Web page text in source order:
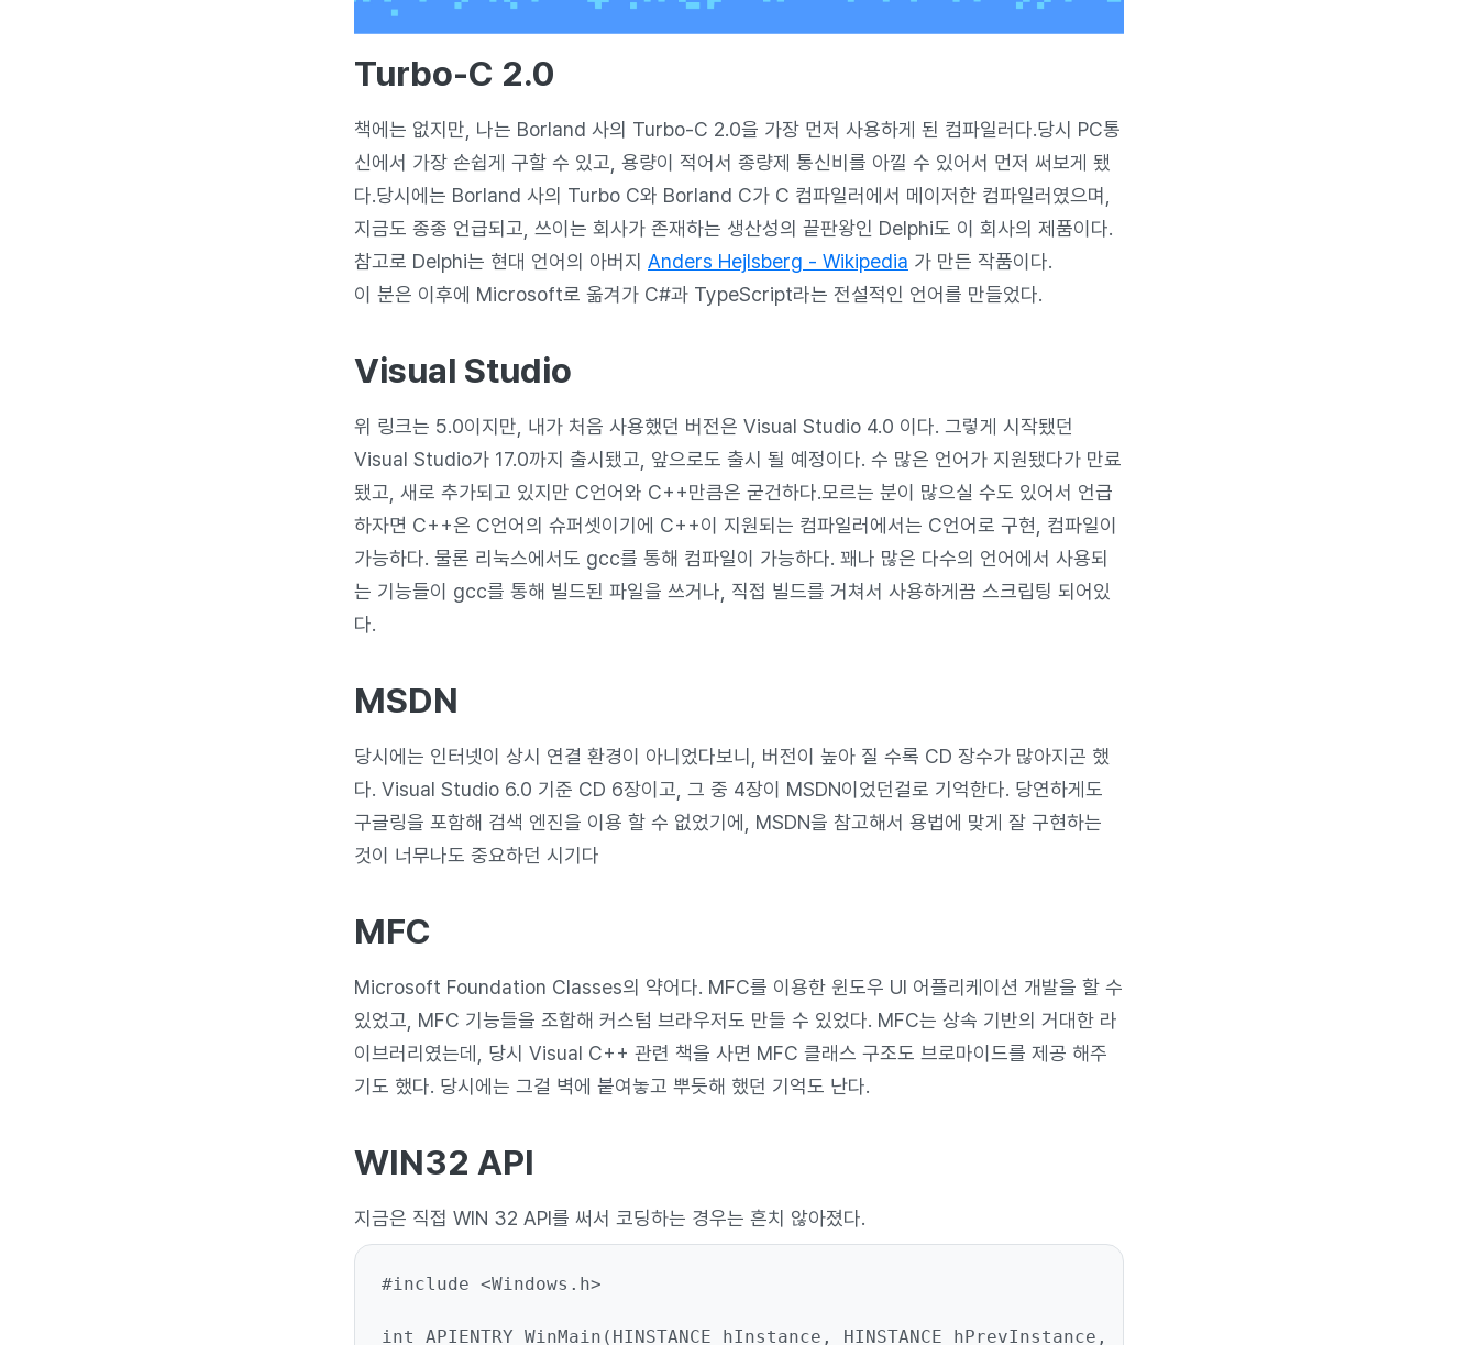
Turbo-C 2.0
책에는 없지만, 나는 Borland 사의 Turbo-C 2.0을 가장 먼저 사용하게 된 컴파일러다.당시 PC통
신에서 가장 손쉽게 구할 수 있고, 용량이 적어서 종량제 통신비를 아낄 수 있어서 먼저 써보게 됐
다.당시에는 Borland 사의 Turbo C와 Borland C가 C 컴파일러에서 메이저한 컴파일러였으며,
지금도 종종 언급되고, 쓰이는 회사가 존재하는 생산성의 끝판왕인 Delphi도 이 회사의 제품이다.
참고로 Delphi는 현대 언어의 아버지 Anders Hejlsberg - Wikipedia 가 만든 작품이다.
이 분은 이후에 Microsoft로 옮겨가 C#과 TypeScript라는 전설적인 언어를 만들었다.
Visual Studio
위 링크는 5.0이지만, 내가 처음 사용했던 버전은 Visual Studio 4.0 이다. 그렇게 시작됐던
Visual Studio가 17.0까지 출시됐고, 앞으로도 출시 될 예정이다. 수 많은 언어가 지원됐다가 만료
됐고, 새로 추가되고 있지만 C언어와 C++만큼은 굳건하다.모르는 분이 많으실 수도 있어서 언급
하자면 C++은 C언어의 슈퍼셋이기에 C++이 지원되는 컴파일러에서는 C언어로 구현, 컴파일이
가능하다. 물론 리눅스에서도 gcc를 통해 컴파일이 가능하다. 꽤나 많은 다수의 언어에서 사용되
는 기능들이 gcc를 통해 빌드된 파일을 쓰거나, 직접 빌드를 거쳐서 사용하게끔 스크립팅 되어있
다.
MSDN
당시에는 인터넷이 상시 연결 환경이 아니었다보니, 버전이 높아 질 수록 CD 장수가 많아지곤 했
다. Visual Studio 6.0 기준 CD 6장이고, 그 중 4장이 MSDN이었던걸로 기억한다. 당연하게도
구글링을 포함해 검색 엔진을 이용 할 수 없었기에, MSDN을 참고해서 용법에 맞게 잘 구현하는
것이 너무나도 중요하던 시기다
MFC
Microsoft Foundation Classes의 약어다. MFC를 이용한 윈도우 UI 어플리케이션 개발을 할 수
있었고, MFC 기능들을 조합해 커스텀 브라우저도 만들 수 있었다. MFC는 상속 기반의 거대한 라
이브러리였는데, 당시 Visual C++ 관련 책을 사면 MFC 클래스 구조도 브로마이드를 제공 해주
기도 했다. 당시에는 그걸 벽에 붙여놓고 뿌듯해 했던 기억도 난다.
WIN32 API
지금은 직접 WIN 32 API를 써서 코딩하는 경우는 흔치 않아졌다.
#include <Windows.h>
int APIENTRY WinMain(HINSTANCE hInstance, HINSTANCE hPrevInstance,